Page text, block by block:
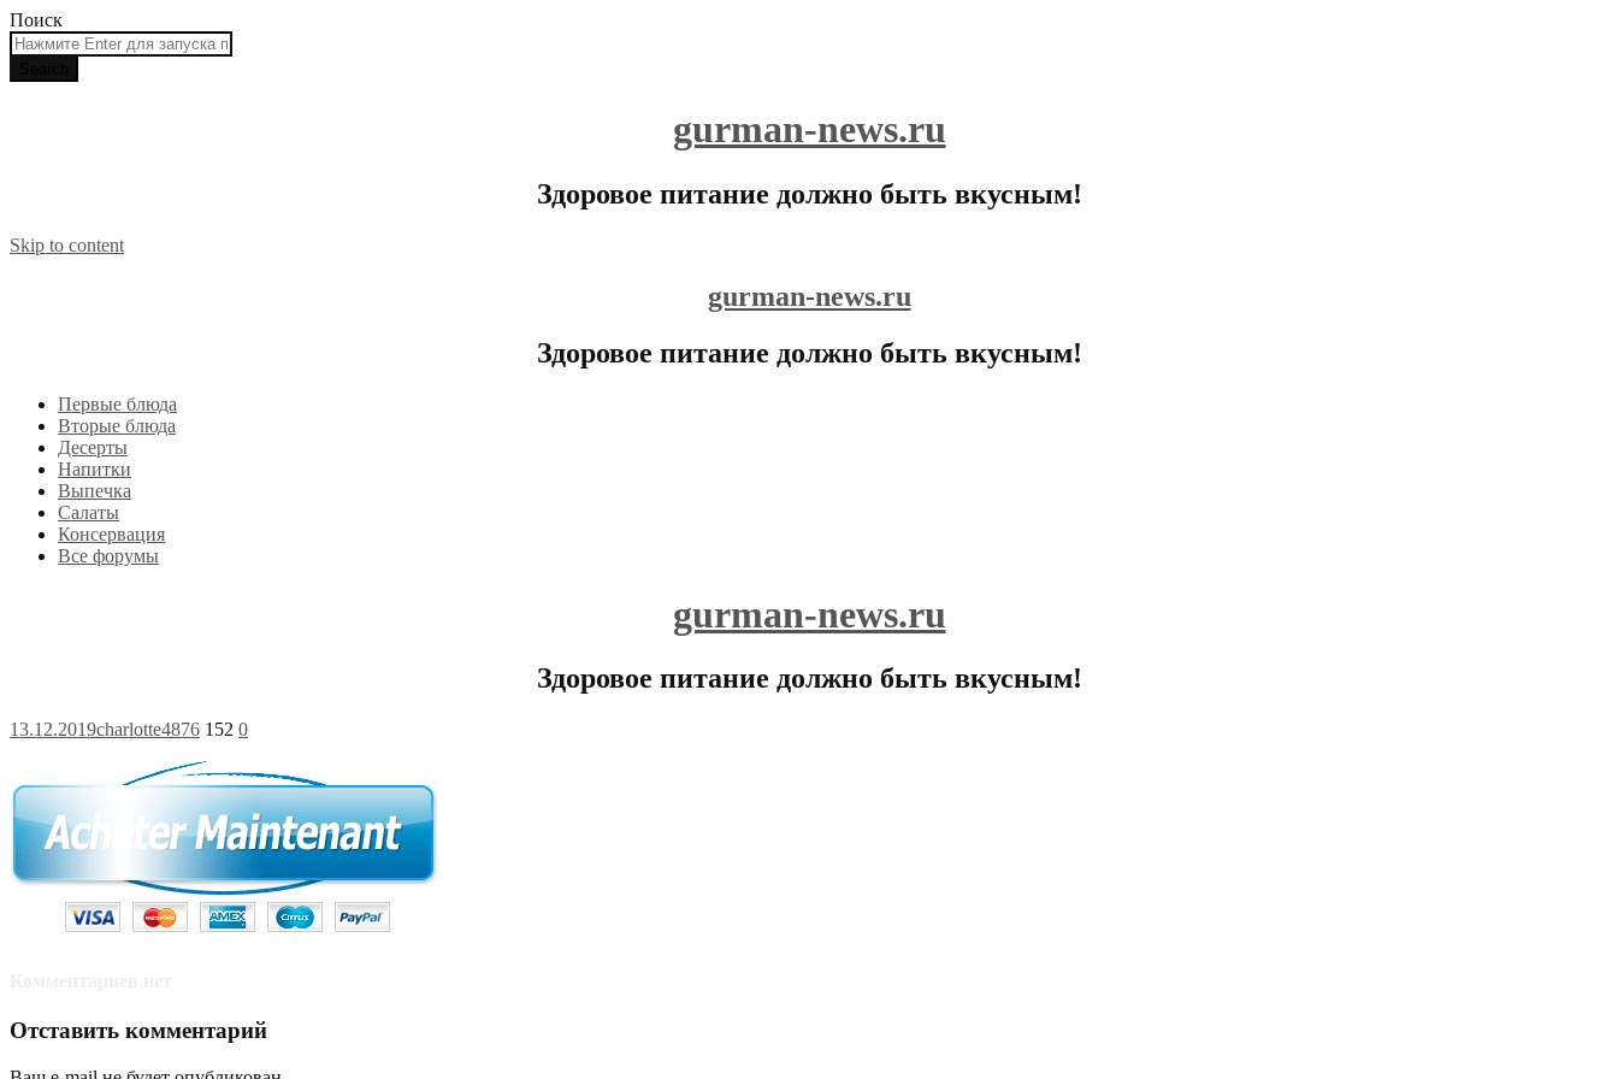
Поиск
gurman-news.ru
Здоровое питание должно быть вкусным!
Skip to content
gurman-news.ru
Здоровое питание должно быть вкусным!
Первые блюда
Вторые блюда
Десерты
Напитки
Выпечка
Салаты
Консервация
Все форумы
gurman-news.ru
Здоровое питание должно быть вкусным!
13.12.2019charlotte4876 152 0
Отставить комментарий